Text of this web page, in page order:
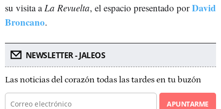
su visita a La Revuelta, el espacio presentado porDavid
Broncano.
NEWSLETTER - JALEOS
Las noticias del corazón todas las tardes en tu buzón
APUNTARME